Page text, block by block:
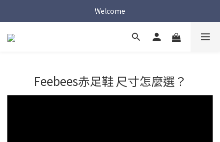
Welcome
Welcome
Feebees赤足鞋 尺寸怎麼選？